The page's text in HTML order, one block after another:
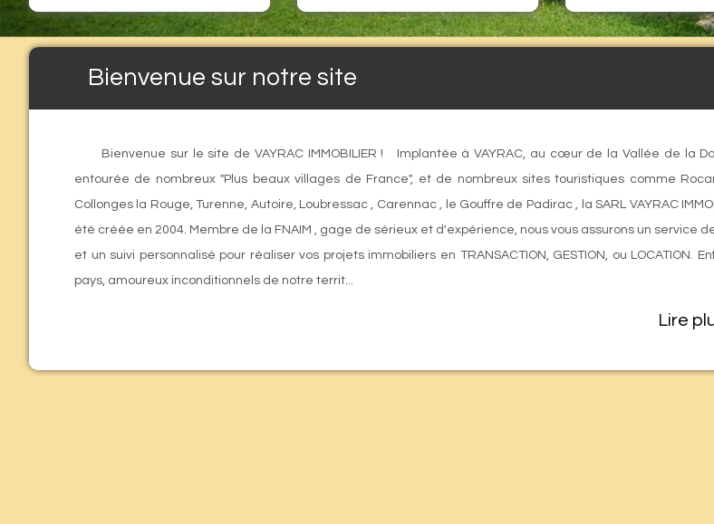
Bienvenue sur notre site
Bienvenue sur le site de VAYRAC IMMOBILIER ! Implantée à VAYRAC, au cœur de la Vallée de la
entourée de nombreux "Plus beaux villages de France", et de nombreux sites touristiques comme
Collonges la Rouge, Turenne, Autoire, Loubressac , Carennac , le Gouffre de Padirac , la SARL VAYRAC
été créée en 2004. Membre de la FNAIM , gage de sérieux et d'expérience, nous vous assurons un service
et un suivi personnalisé pour réaliser vos projets immobiliers en TRANSACTION, GESTION, ou LOCATION.
pays, amoureux inconditionnels de notre territ...
Lire